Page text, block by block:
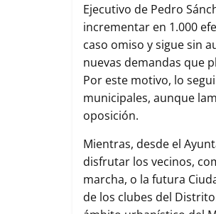
Ejecutivo de Pedro
incrementar en 1.000
caso omiso y sigue sin
nuevas demandas que
Por este motivo, lo
municipales, aunque
oposición.
Mientras, desde el
disfrutar los vecinos,
marcha, o la futura
de los clubes del